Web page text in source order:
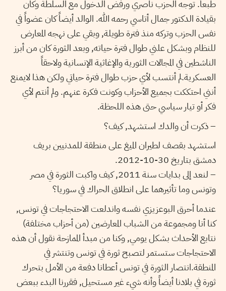
طبعاً. توجه الحزب ناصري ورفض الدخول مع السلطة وكان
بقيادة الدكتور جمال أتاسي رحمه الله. الوالد أيضاً كان عضواً في
نفس الحزب وتركه منذ فترة طويلة, وبقي على نهجه المعارض
للنظام وبشكل علني طوال فترة حياته, وبعد الثورة كان من أبرز
الناشطين في المجالات الثورية والإغاثية الإنسانية ولاحقاً
العسكرية.لم أنتسب لأي حزب طوال فترة حياتي ولكن هذا لايمنع
أنني احتككت بجميع الأحزاب وكونت فكرة عنهم. ولم أنتم لأي
فكر أو تيار سياسي حتى هذه اللحظة.
– ذكرت أن والدك استشهد, كيف؟
استشهد بقصف لطيران الميغ على منطقة للمدنيين بريف
دمشق بتاريخ 30-10-2012.
– لنعد إلى بدايات سنة 2011, كيف واكبت الثورة في مصر
وتونس وما تأثيرهما على انطلاق الحراك في سوريا؟
عندما أحرق البوعزيزي نفسه واندلعت الاحتجاجات في تونس,
كنا أنا ومجموعة من الشباب المعارضين (من أحزاب مختلفة)
نتابع الأحداث بشكل يومي, وكنا من مبدأ الممازحة نقول أن هذه
الاحتجاجات ستستمر لتصبح ثورة في تونس وتنتشر في
المنطقة.انتصار الثورة في تونس أعطانا دفعة من الأمل بتحرك
ثورة في بلادنا أيضاً وأنه شيء غير مستحيل, فقررنا البدء ببعض